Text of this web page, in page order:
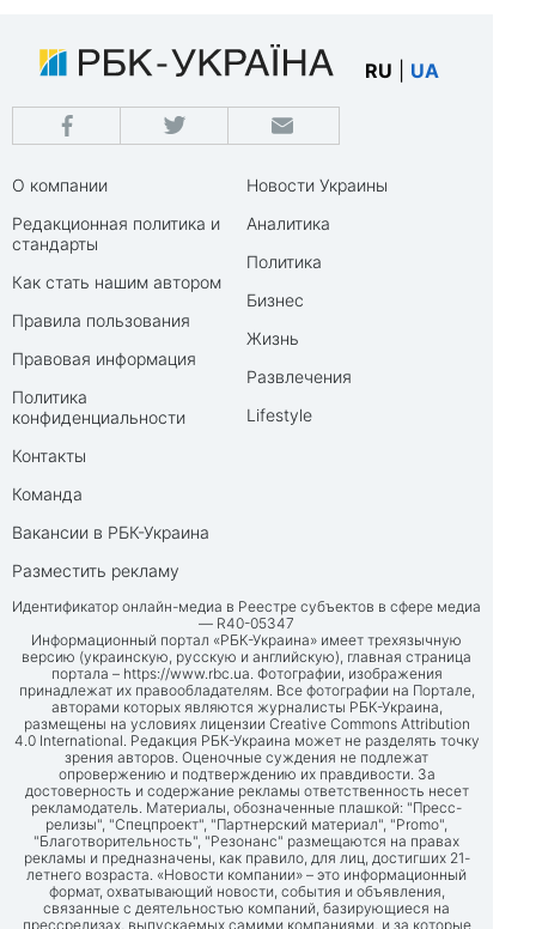
RU UA
О компании
Редакционная политика и
стандарты
Как стать нашим автором
Правила пользования
Правовая информация
Политика
конфиденциальности
Контакты
Команда
Вакансии в РБК-Украина
Разместить рекламу
Новости Украины
Аналитика
Политика
Бизнес
Жизнь
Развлечения
Lifestyle
Идентификатор онлайн-медиа в Реестре субъектов в сфере медиа
— R40-05347
Информационный портал «РБК-Украина» имеет трехязычную
версию (украинскую, русскую и английскую), главная страница
портала – https://www.rbc.ua . Фотографии, изображения
принадлежат их правообладателям. Все фотографии на Портале,
авторами которых являются журналисты РБК-Украина,
размещены на условиях лицензии Creative Commons Attribution
4.0 International. Редакция РБК-Украина может не разделять точку
зрения авторов. Оценочные суждения не подлежат
опровержению и подтверждению их правдивости. За
достоверность и содержание рекламы ответственность несет
рекламодатель. Материалы, обозначенные плашкой: "Пресс-
релизы", "Спецпроект", "Партнерский материал", "Promo",
"Благотворительность", "Резонанс" размещаются на правах
рекламы и предназначены, как правило, для лиц, достигших 21-
летнего возраста. «Новости компании» – это информационный
формат, охватывающий новости, события и объявления,
связанные с деятельностью компаний, базирующиеся на
прессрелизах, выпускаемых самими компаниями, и за которые